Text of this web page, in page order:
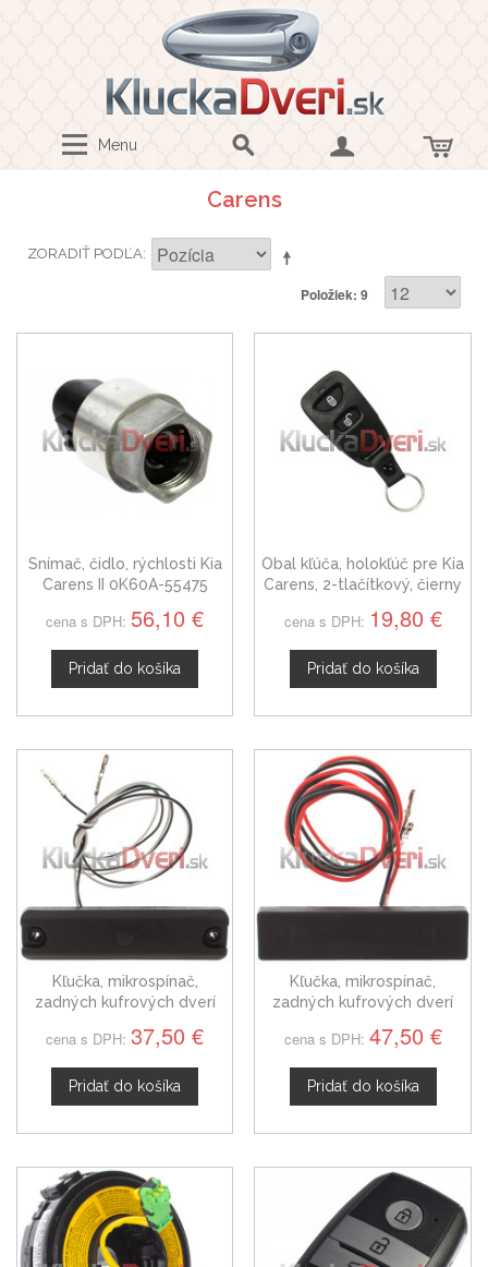
Menu
Carens
ZORADIŤ PODĽA
Položiek: 9
Snímač, čidlo, rýchlosti Kia
Carens II 0K60A-55475
cena s DPH: 56,10 €
Pridať do košíka
Obal kľúča, holokľúč pre Kia
Carens, 2-tlačítkový, čierny
cena s DPH: 19,80 €
Pridať do košíka
Kľučka, mikrospínač,
zadných kufrových dverí
cena s DPH: 37,50 €
Pridať do košíka
Kľučka, mikrospínač,
zadných kufrových dverí
cena s DPH: 47,50 €
Pridať do košíka